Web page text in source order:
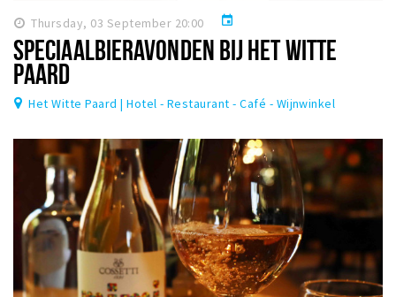
Thursday, 03 September 20:00 event
SPECIAALBIERAVONDEN BIJ HET WITTE
PAARD
Het Witte Paard | Hotel - Restaurant - Café - Wijnwinkel